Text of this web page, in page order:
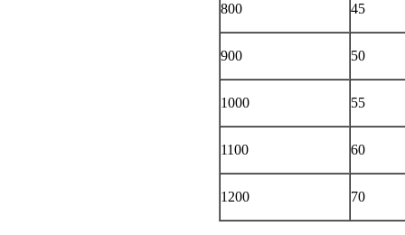
800 45
900 50
1000 55
1100 60
1200 70